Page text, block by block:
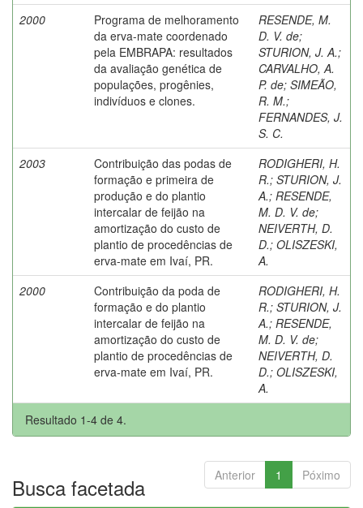
2000
Programa de melhoramento
da erva-mate coordenado
pela EMBRAPA: resultados
da avaliação genética de
populações, progênies,
indivíduos e clones.
RESENDE, M.
D. V. de;
STURION, J. A.;
CARVALHO, A.
P. de; SIMEÃO,
R. M.;
FERNANDES, J.
S. C.
2003
Contribuição das podas de
formação e primeira de
produção e do plantio
intercalar de feijão na
amortização do custo de
plantio de procedências de
erva-mate em Ivaí, PR.
RODIGHERI, H.
R.; STURION, J.
A.; RESENDE,
M. D. V. de;
NEIVERTH, D.
D.; OLISZESKI,
A.
2000
Contribuição da poda de
formação e do plantio
intercalar de feijão na
amortização do custo de
plantio de procedências de
erva-mate em Ivaí, PR.
RODIGHERI, H.
R.; STURION, J.
A.; RESENDE,
M. D. V. de;
NEIVERTH, D.
D.; OLISZESKI,
A.
Resultado 1-4 de 4.
Anterior 1 Póximo
Busca facetada